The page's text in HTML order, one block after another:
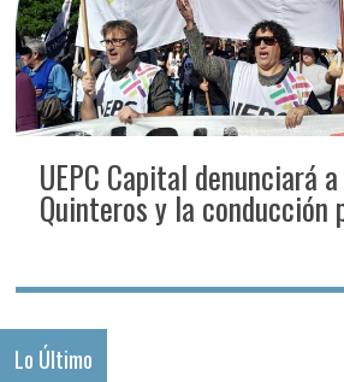
UEPC Capital denunciará
Quinteros y la conducción
Lo Último